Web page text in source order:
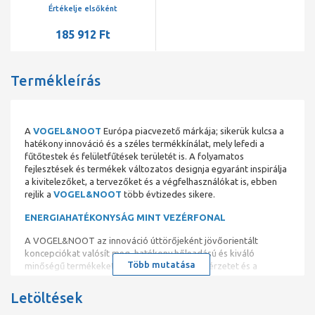
L=2000, jobbos
Értékelje elsőként
185 912 Ft
Termékleírás
A VOGEL&NOOT Európa piacvezető márkája; sikerük kulcsa a
hatékony innováció és a széles termékkínálat, mely lefedi a
fűtőtestek és felületfűtések területét is. A folyamatos
fejlesztések és termékek változatos designja egyaránt inspirálja
a kivitelezőket, a tervezőket és a végfelhasználókat is, ebben
rejlik a VOGEL&NOOT több évtizedes sikere.
ENERGIAHATÉKONYSÁG MINT VEZÉRFONAL
A VOGEL&NOOT az innováció úttörőjeként jövőorientált
koncepciókat valósít meg, hatékony hőleadású és kiváló
minőségű termékeket kínál – a komfortos hőérzetet és a
fenntartható fejlődés szempontjait egyaránt szem előtt tartva.
VONOVA SZELEPES LAPRADIÁTOROK KLASSZIKUS ÉS
Több mutatása
Letöltések